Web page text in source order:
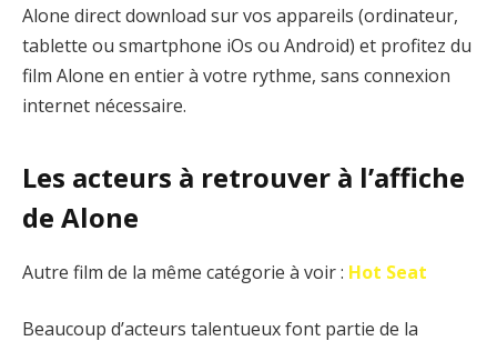
Alone direct download sur vos appareils (ordinateur,
tablette ou smartphone iOs ou Android) et profitez du
film Alone en entier à votre rythme, sans connexion
internet nécessaire.
Les acteurs à retrouver à l’affiche
de Alone
Autre film de la même catégorie à voir : Hot Seat
Beaucoup d’acteurs talentueux font partie de la